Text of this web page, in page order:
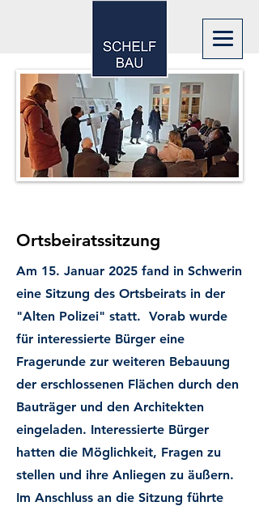
Ortsbeiratssitzung
Am 15. Januar 2025 fand in Schwerin
eine Sitzung des Ortsbeirats in der
"Alten Polizei" statt. Vorab wurde
für interessierte Bürger eine
Fragerunde zur weiteren Bebauung
der erschlossenen Flächen durch den
Bauträger und den Architekten
eingeladen. Interessierte Bürger
hatten die Möglichkeit, Fragen zu
stellen und ihre Anliegen zu äußern.
Im Anschluss an die Sitzung führte